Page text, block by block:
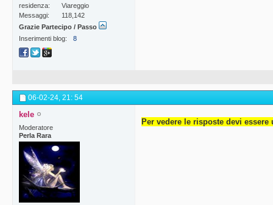
residenza
Viareggio
Messaggi
118,142
Grazie Partecipo / Passo
Inserimenti blog
8
06-02-24, 21: 54
kele
Moderatore
Perla Rara
Per vedere le risposte devi essere